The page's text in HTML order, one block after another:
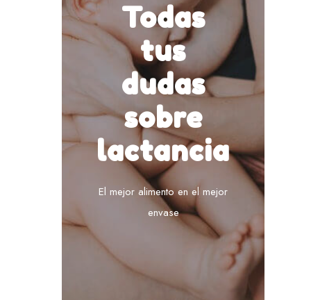
Todas
tus
dudas
sobre
lactancia
El mejor alimento en el mejor
envase